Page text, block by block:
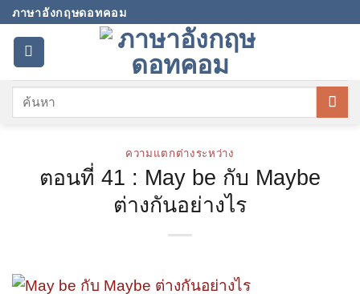
Skip
content
ภาษาอังกฤษดอทคอม
ความแตกต่างระหว่าง
ตอนที่ 41 : May be กับ Maybe
ต่างกันอย่างไร